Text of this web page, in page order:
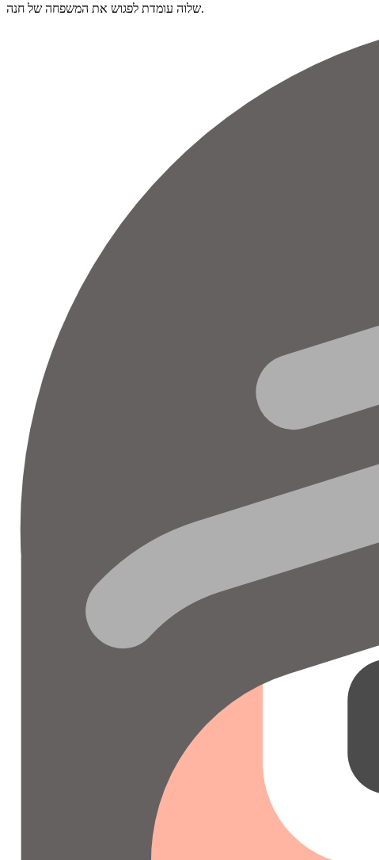
שלוה עומדת לפגוש את המשפחה של חנה.